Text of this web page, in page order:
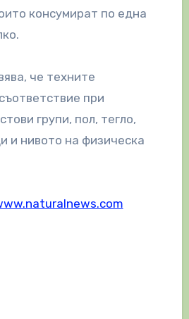
консумират по една
че техните
при
групи, пол, тегло,
и нивото на физическа